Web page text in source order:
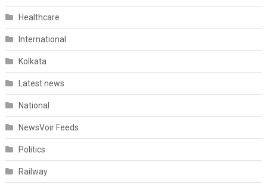
Healthcare
International
Kolkata
Latest news
National
NewsVoir Feeds
Politics
Railway